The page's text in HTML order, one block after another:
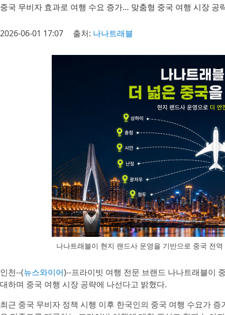
중국 무비자 효과로 여행 수요 증가… 맞춤형 중국 여행 시장 공
2026-06-01 17:07 출처: 나나트래블
나나트래블이 현지 랜드사 운영을 기반으로 중국 전
인천--(뉴스와이어)--프라이빗 여행 전문 브랜드 나나트래블이
대하며 중국 여행 시장 공략에 나선다고 밝혔다.
최근 중국 무비자 정책 시행 이후 한국인의 중국 여행 수요가